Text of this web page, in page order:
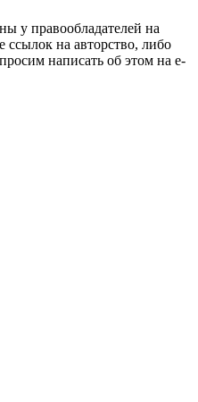
у правообладателей на
ссылок на авторство, либо
написать об этом на e-